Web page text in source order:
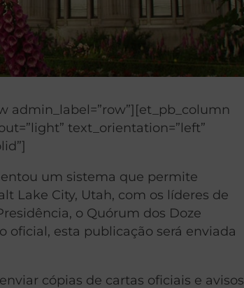
admin_label=”row”][et_pb_column
text_orientation=”left”
um sistema que permite
Lake City, Utah, com os líderes de
o Quórum dos Doze
oficial, esta publicação será enviada
cópias de cartas oficiais e avisos